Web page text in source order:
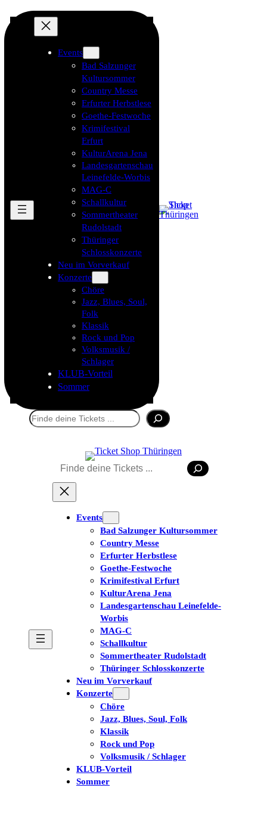
Events
Bad Salzunger
Kultursommer
Country Messe
Erfurter Herbstlese
Goethe-Festwoche
Krimifestival
Erfurt
KulturArena Jena
Landesgartenschau
Leinefelde-Worbis
MAG-C
Schallkultur
Sommertheater
Rudolstadt
Thüringer
Schlosskonzerte
Neu im Vorverkauf
Konzerte
Chöre
Jazz, Blues, Soul,
Folk
Klassik
Rock und Pop
Volksmusik /
Schlager
KLUB-Vorteil
Sommer
Suchen
Suchen
Events
Bad Salzunger Kultursommer
Country Messe
Erfurter Herbstlese
Goethe-Festwoche
Krimifestival Erfurt
KulturArena Jena
Landesgartenschau Leinefelde-
Worbis
MAG-C
Schallkultur
Sommertheater Rudolstadt
Thüringer Schlosskonzerte
Neu im Vorverkauf
Konzerte
Chöre
Jazz, Blues, Soul, Folk
Klassik
Rock und Pop
Volksmusik / Schlager
KLUB-Vorteil
Sommer